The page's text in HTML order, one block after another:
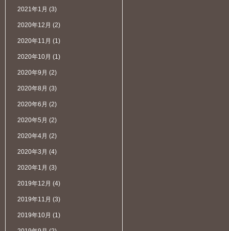
2021年1月 (3)
2020年12月 (2)
2020年11月 (1)
2020年10月 (1)
2020年9月 (2)
2020年8月 (3)
2020年6月 (2)
2020年5月 (2)
2020年4月 (2)
2020年3月 (4)
2020年1月 (3)
2019年12月 (4)
2019年11月 (3)
2019年10月 (1)